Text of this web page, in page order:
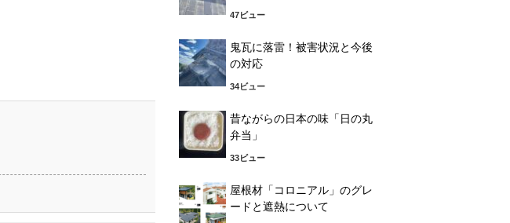
47ビュー
鬼瓦に落雷！被害状況と今後
の対応
34ビュー
昔ながらの日本の味「日の丸
弁当」
33ビュー
屋根材「コロニアル」のグレ
ードと遮熱について